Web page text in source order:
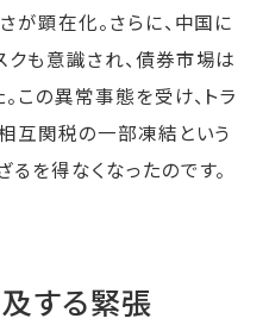
が顕在化。さらに、中国に
も意識され、債券市場は
この異常事態を受け、トラ
互関税の一部凍結という
を得なくなったのです。
する緊張